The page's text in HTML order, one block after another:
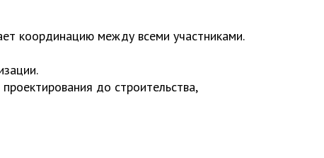
координацию между всеми участниками.
до строительства,